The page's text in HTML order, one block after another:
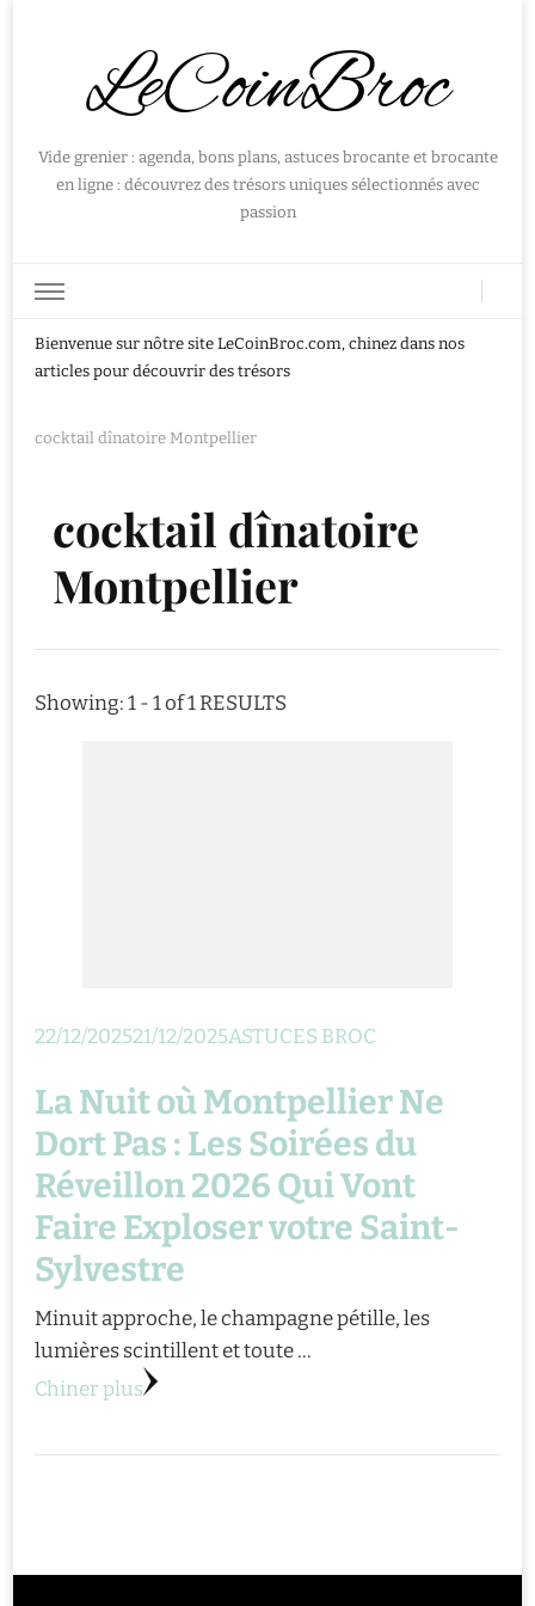
LeCoinBroc
Vide grenier : agenda, bons plans, astuces brocante et brocante
en ligne : découvrez des trésors uniques sélectionnés avec
passion
Bienvenue sur nôtre site LeCoinBroc.com, chinez dans nos
articles pour découvrir des trésors
cocktail dînatoire Montpellier
cocktail dînatoire
Montpellier
Showing: 1 - 1 of 1 RESULTS
22/12/202521/12/2025ASTUCES BROC
La Nuit où Montpellier Ne
Dort Pas : Les Soirées du
Réveillon 2026 Qui Vont
Faire Exploser votre Saint-
Sylvestre
Minuit approche, le champagne pétille, les
lumières scintillent et toute …
Chiner plus